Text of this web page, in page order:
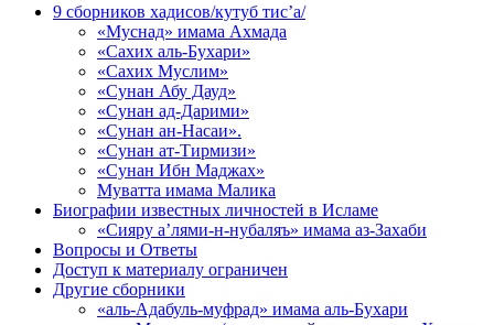
9 сборников хадисов/кутуб тис’а/
«Муснад» имама Ахмада
«Сахих аль-Бухари»
«Сахих Муслим»
«Сунан Абу Дауд»
«Сунан ад-Дарими»
«Сунан ан-Насаи».
«Сунан ат-Тирмизи»
«Сунан Ибн Маджах»
Муватта имама Малика
Биографии известных личностей в Исламе
«Сияру а’лями-н-нубаляъ» имама аз-Захаби
Вопросы и Ответы
Доступ к материалу ограничен
Другие сборники
«аль-Адабуль-муфрад» имама аль-Бухари